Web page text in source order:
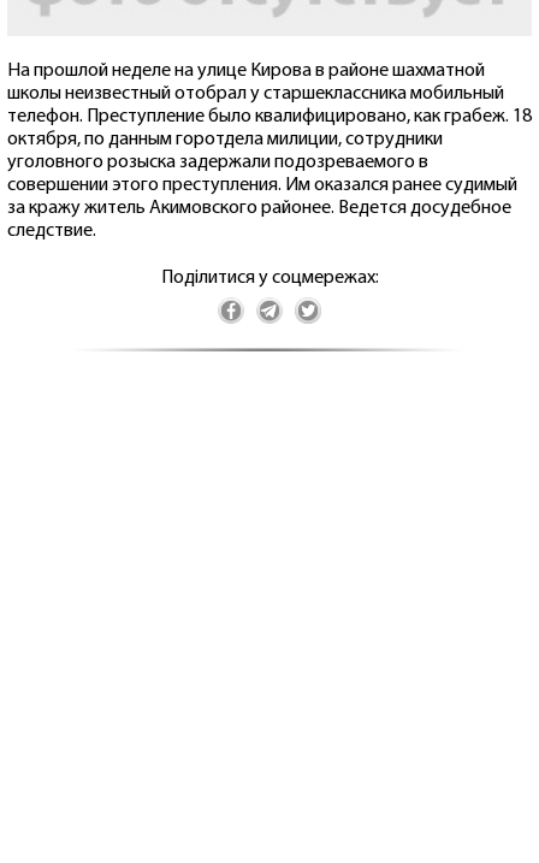
На прошлой неделе на улице Кирова в районе шахматной
школы неизвестный отобрал у старшеклассника мобильный
телефон. Преступление было квалифицировано, как грабеж. 18
октября, по данным горотдела милиции, сотрудники
уголовного розыска задержали подозреваемого в
совершении этого преступления. Им оказался ранее судимый
за кражу житель Акимовского районее. Ведется досудебное
следствие.
Поділитися у соцмережах: